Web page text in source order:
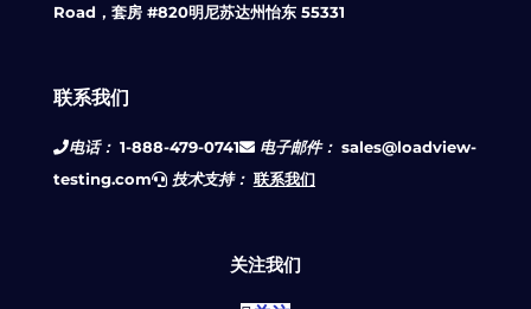
Road，套房 #820明尼苏达州怡东 55331
联系我们
电话： 1-888-479-0741 电子邮件： sales@loadview-
testing.com
技术支持： 联系我们
关注我们